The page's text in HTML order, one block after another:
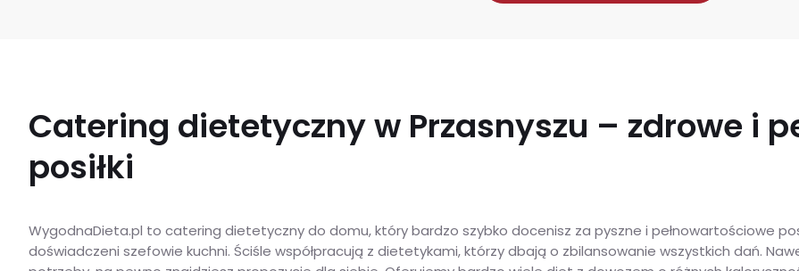
Catering dietetyczny w Przasnyszu – zdrowe i
posiłki
WygodnaDieta.pl to catering dietetyczny do domu, który bardzo szybko docenisz za pyszne i pełnowartościowe
doświadczeni szefowie kuchni. Ściśle współpracują z dietetykami, którzy dbają o zbilansowanie wszystkich dań.